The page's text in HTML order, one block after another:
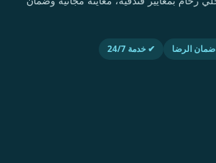
الرضا ✔ خدمة 24/7